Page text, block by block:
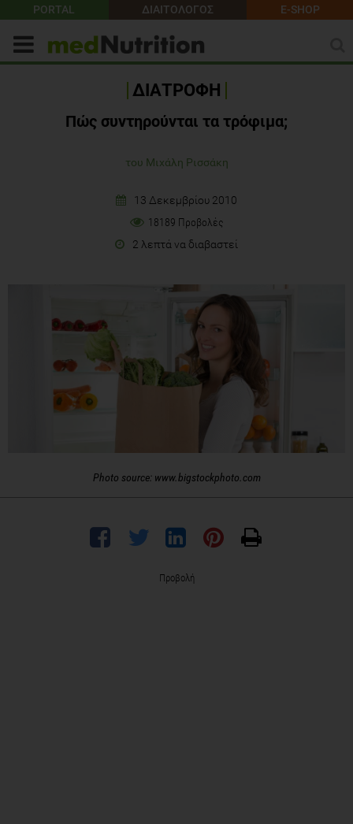
PORTAL ΔΙΑΙΤΟΛΟΓΟΣ E-SHOP
ΔΙΑΤΡΟΦΗ
Πώς συντηρούνται τα τρόφιμα;
του Μιχάλη Ρισσάκη
13 Δεκεμβρίου 2010
18189 Προβολές
2 λεπτά να διαβαστεί
Photo source: www.bigstockphoto.com
Προβολή